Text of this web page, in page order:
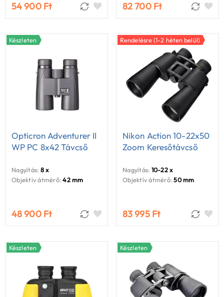
54 900 Ft 82 700 Ft
Készleten
Opticron Adventurer II
WP PC 8x42 Távcső
Nagyítás: 8 x
Objektív átmérő: 42 mm
48 900 Ft
Rendelésre (1-2 héten belül)
Nikon Action 10-22x50
Zoom Keresőtávcső
Nagyítás: 10-22 x
Objektív átmérő: 50 mm
83 995 Ft
Készleten Készleten